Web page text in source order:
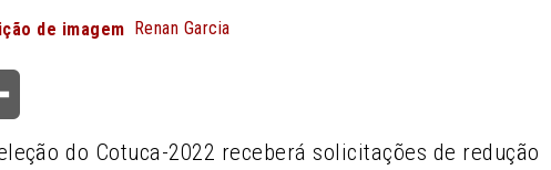
de imagem Renan Garcia
do Cotuca-2022 receberá solicitações de redução